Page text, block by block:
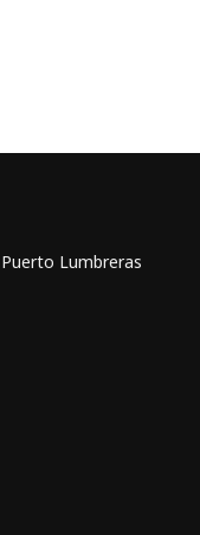
Lumbreras